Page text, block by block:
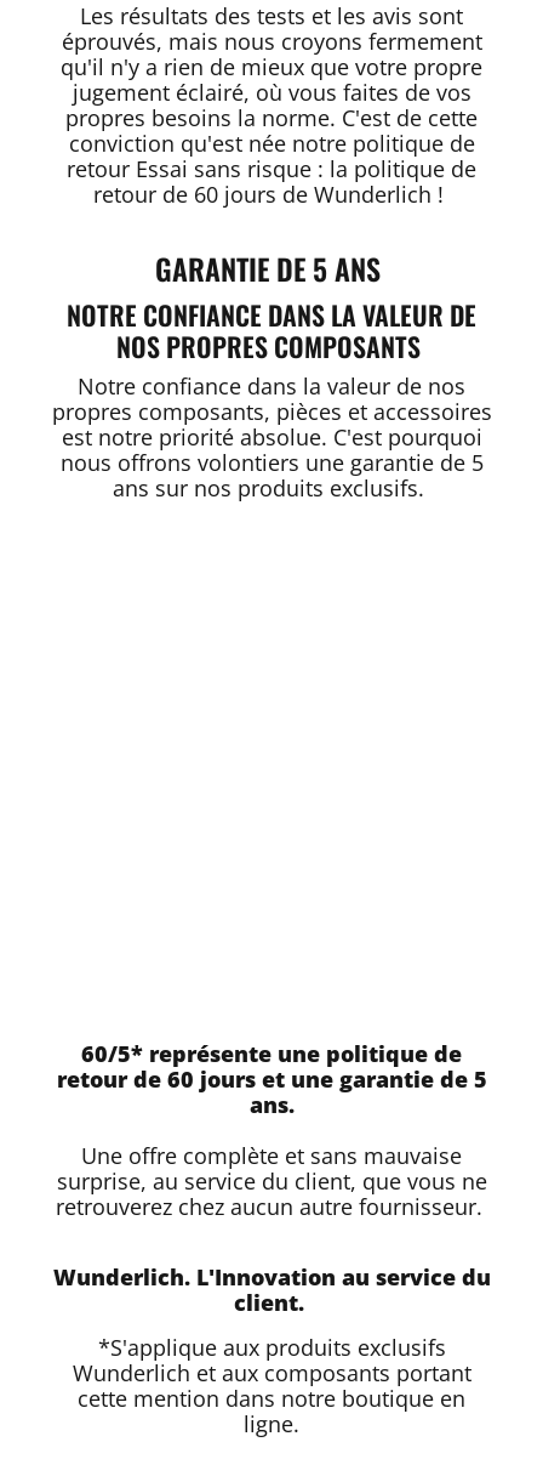
Les résultats des tests et les avis sont
éprouvés, mais nous croyons fermement
qu'il n'y a rien de mieux que votre propre
jugement éclairé, où vous faites de vos
propres besoins la norme. C'est de cette
conviction qu'est née notre politique de
retour Essai sans risque : la politique de
retour de 60 jours de Wunderlich !
GARANTIE DE 5 ANS
NOTRE CONFIANCE DANS LA VALEUR DE
NOS PROPRES COMPOSANTS
Notre confiance dans la valeur de nos
propres composants, pièces et accessoires
est notre priorité absolue. C'est pourquoi
nous offrons volontiers une garantie de 5
ans sur nos produits exclusifs.
60/5* représente une politique de
retour de 60 jours et une garantie de 5
ans.
Une offre complète et sans mauvaise
surprise, au service du client, que vous ne
retrouverez chez aucun autre fournisseur.
Wunderlich. L'Innovation au service du
client.
*S'applique aux produits exclusifs
Wunderlich et aux composants portant
cette mention dans notre boutique en
ligne.